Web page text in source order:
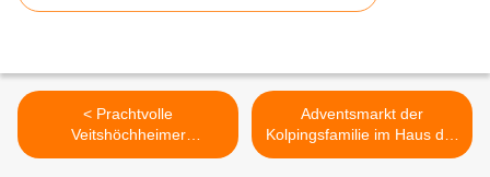
< Prachtvolle
Veitshöchheimer
Lokalgeflügelschau - 5 mal
Adventsmarkt der
Kolpingsfamilie im Haus der
Begegnung am 24.